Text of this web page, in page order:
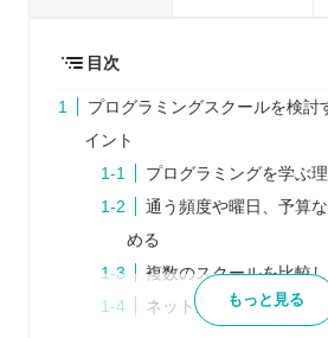
目次
プログラミングスクールを検討
イント
プログラミングを学ぶ
通う頻度や曜日、予算
める
複数のスクールを比較
ネット上の口コミはあ
もっと見る